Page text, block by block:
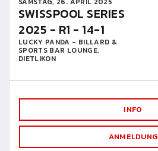
SWISSPOOL SERIES
2025 - R1 - 14-1
LUCKY PANDA - BILLARD &
SPORTS BAR LOUNGE,
DIETLIKON
INFO
ANMELDUNG